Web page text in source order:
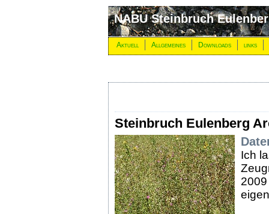
NABU Steinbruch
Aktuell Allgemeines Downloads links
Steinbruch Eulenberg
Ich